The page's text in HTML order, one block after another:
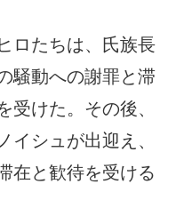
ロたちは、氏族長
騒動への謝罪と滞
受けた。その後、
イシュが出迎え、
在と歓待を受ける